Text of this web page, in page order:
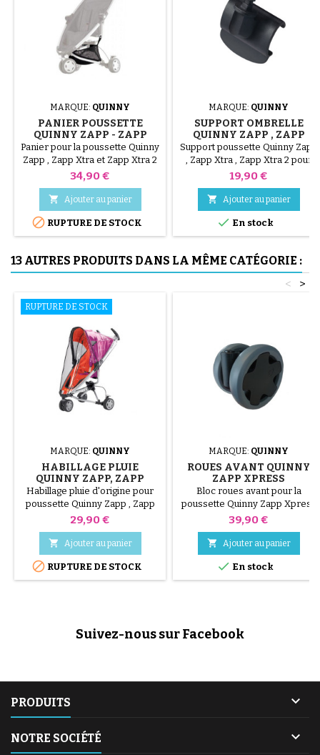
MARQUE: QUINNY
PANIER POUSSETTE
QUINNY ZAPP - ZAPP
XTRA - ZAPP XTRA 2
Panier pour la poussette Quinny
Zapp , Zapp Xtra et Zapp Xtra 2
qui permet de transporter le
Prix
34,90 €
 Ajouter au panier
 RUPTURE DE STOCK
MARQUE: QUINNY
SUPPORT OMBRELLE
QUINNY ZAPP , ZAPP
XTRA , ZAPP XTRA 2
Support poussette Quinny Zapp
, Zapp Xtra , Zapp Xtra 2 pour
fixer une ombrelle
Prix
19,90 €
 Ajouter au panier
 En stock
13 AUTRES PRODUITS DANS LA MÊME CATÉGORIE :
>
<
RUPTURE DE STOCK
MARQUE: QUINNY
HABILLAGE PLUIE
QUINNY ZAPP, ZAPP
XTRA ET ZAPP XTRA 2
Habillage pluie d'origine pour
poussette Quinny Zapp , Zapp
Xtra et Zapp Xtra 2
Prix
29,90 €
 Ajouter au panier
 RUPTURE DE STOCK
MARQUE: QUINNY
ROUES AVANT QUINNY
ZAPP XPRESS
Bloc roues avant pour la
poussette Quinny Zapp Xpress
Prix
39,90 €
 Ajouter au panier
 En stock
Suivez-nous sur Facebook
PRODUITS 
NOTRE SOCIÉTÉ 